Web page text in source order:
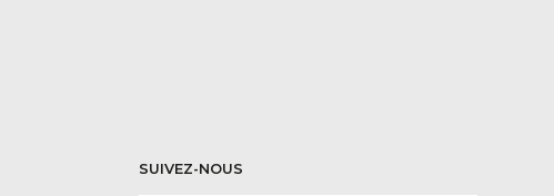
SUIVEZ-NOUS